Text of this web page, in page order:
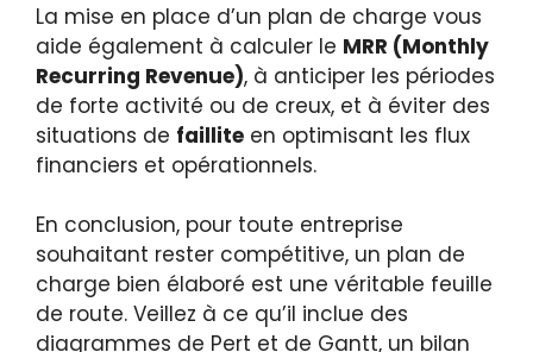
La mise en place d’un plan de charge vous
aide également à calculer le MRR (Monthly
Recurring Revenue), à anticiper les périodes
de forte activité ou de creux, et à éviter des
situations de faillite en optimisant les flux
financiers et opérationnels.
En conclusion, pour toute entreprise
souhaitant rester compétitive, un plan de
charge bien élaboré est une véritable feuille
de route. Veillez à ce qu’il inclue des
diagrammes de Pert et de Gantt, un bilan